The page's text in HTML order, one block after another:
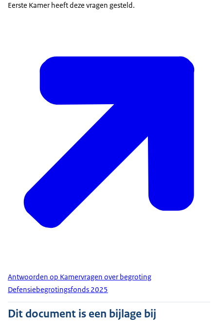
Eerste Kamer heeft deze vragen gesteld.
Antwoorden op Kamervragen over begroting
Defensiebegrotingsfonds 2025
Dit document is een bijlage bij